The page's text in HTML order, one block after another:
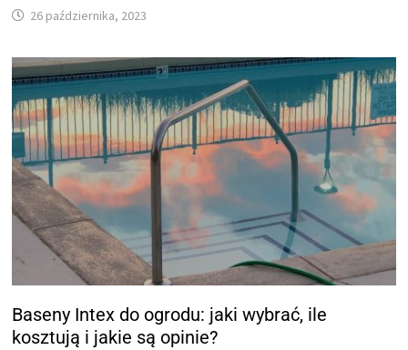
26 października, 2023
Baseny Intex do ogrodu: jaki wybrać, ile
kosztują i jakie są opinie?